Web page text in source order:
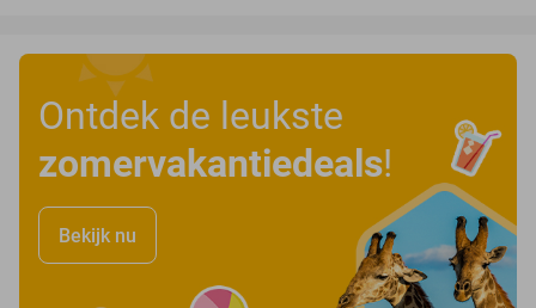
Ontdek de leukste
zomervakantiedeals!
Bekijk nu